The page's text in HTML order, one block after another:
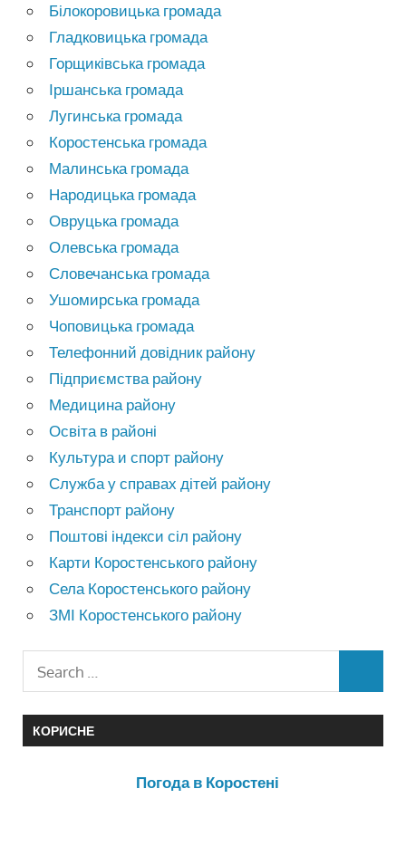
Білокоровицька громада
Гладковицька громада
Горщиківська громада
Іршанська громада
Лугинська громада
Коростенська громада
Малинська громада
Народицька громада
Овруцька громада
Олевська громада
Словечанська громада
Ушомирська громада
Чоповицька громада
Телефонний довідник району
Підприємства району
Медицина району
Освіта в районі
Культура и спорт району
Служба у справах дітей району
Транспорт району
Поштові індекси сіл району
Карти Коростенського району
Села Коростенського району
ЗМІ Коростенського району
КОРИСНЕ
Погода в Коростені